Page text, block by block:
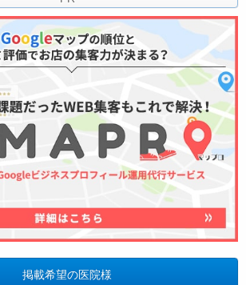
掲載希望の医院様